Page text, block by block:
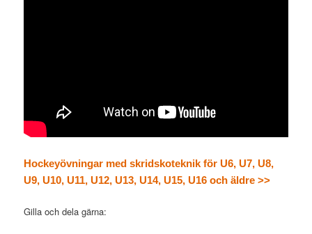
Hockeyövningar med skridskoteknik för U6, U7, U8,
U9, U10, U11, U12, U13, U14, U15, U16 och äldre >>
Gilla och dela gärna: